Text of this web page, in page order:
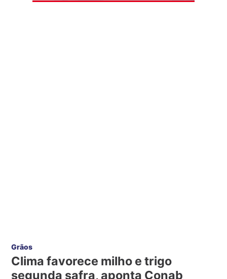
Grãos
Clima favorece milho e trigo
segunda safra, aponta Conab